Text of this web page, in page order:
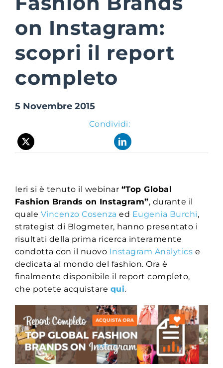
Suite Login
on Instagram:
scopri il report
completo
5 Novembre 2015
Condividi:
Ieri si è tenuto il webinar “Top Global
Fashion Brands on Instagram”, durante il
quale Vincenzo Cosenza ed Eugenia Burchi,
strategist di Blogmeter, hanno presentato i
risultati della prima ricerca interamente
condotta con il nuovo Instagram Analytics e
dedicata al mondo del fashion. Ora è
finalmente disponibile il report completo,
che potete acquistare qui.